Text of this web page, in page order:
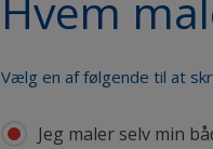
Vælg en af følgende til at
Jeg maler selv min